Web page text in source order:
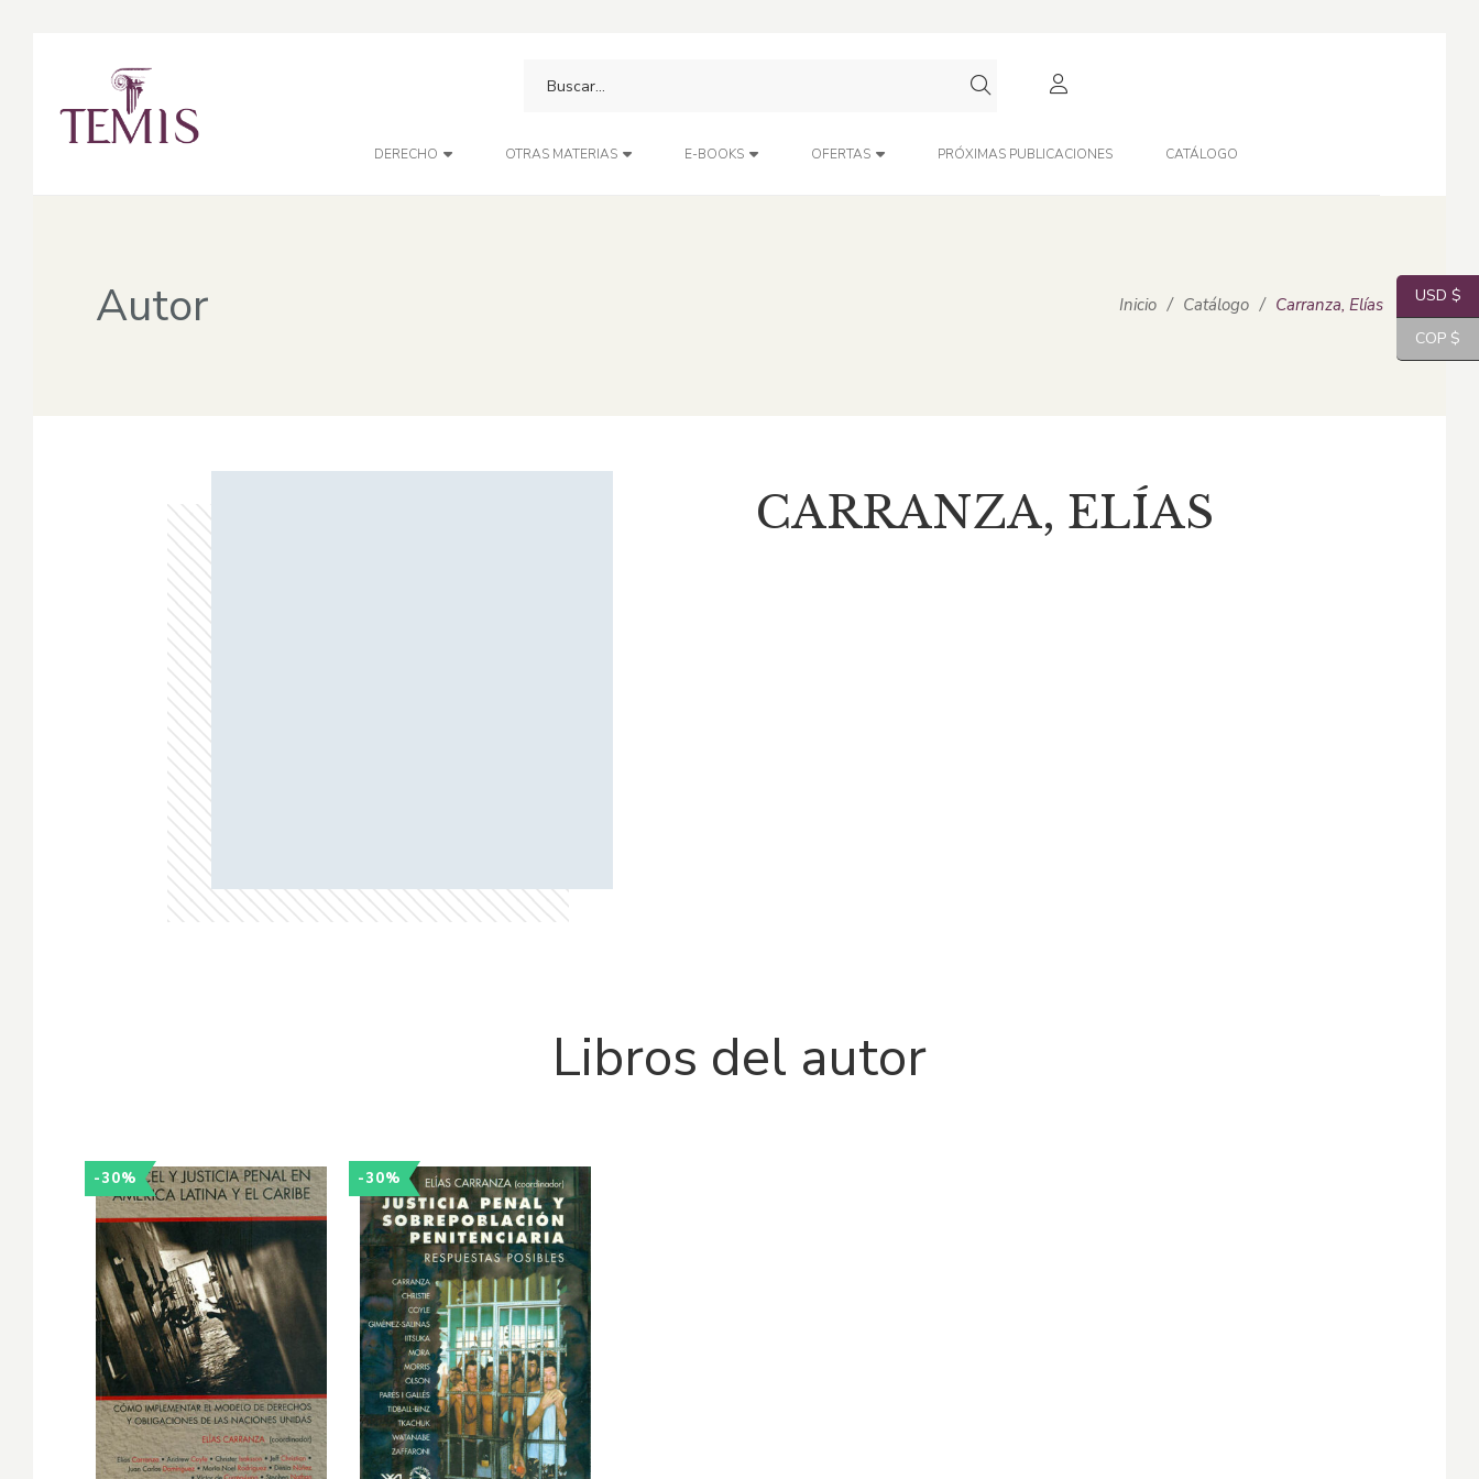
DERECHO OTRAS MATERIAS E-BOOKS OFERTAS PRÓXIMAS PUBLICACIONES CATÁLOGO
Autor Inicio / Catálogo / Carranza, Elías
CARRANZA, ELÍAS
Libros del autor
-30% -30%
USD $
COP $